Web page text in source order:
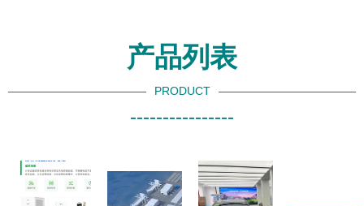
产品列表
PRODUCT
----------------